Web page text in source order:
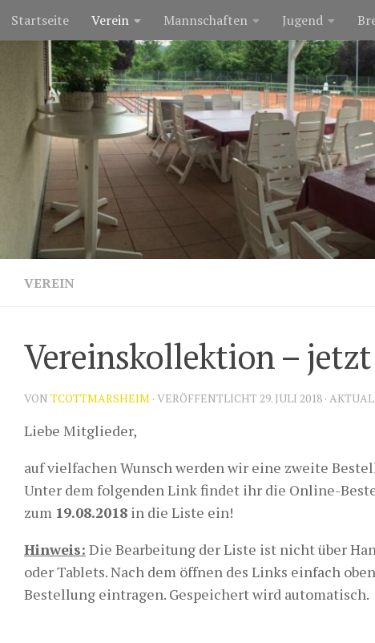
Zum Inhalt springen
Startseite Verein Mannschaften Jugend
VEREIN
Vereinskollektion –
VON TCOTTMARSHEIM · VERÖFFENTLICHT 29. JULI 2018 ·
Liebe Mitglieder,
auf vielfachen Wunsch werden wir eine zweite
Unter dem folgenden Link findet ihr die Online-
zum 19.08.2018 in die Liste ein!
Hinweis: Die Bearbeitung der Liste ist nicht über
oder Tablets. Nach dem öffnen des Links einfach
Bestellung eintragen. Gespeichert wird automatisch.